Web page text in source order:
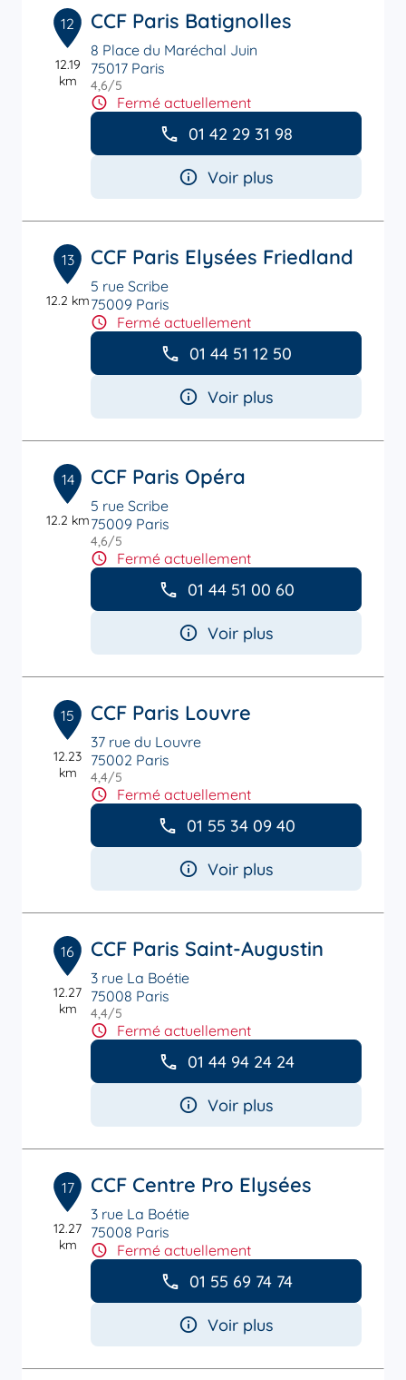
12
12.19
km
CCF Paris Batignolles
8 Place du Maréchal Juin
75017 Paris
4,6/5
Fermé actuellement
01 42 29 31 98
Voir plus
13
12.2 km
CCF Paris Elysées Friedland
5 rue Scribe
75009 Paris
Fermé actuellement
01 44 51 12 50
Voir plus
14
12.2 km
CCF Paris Opéra
5 rue Scribe
75009 Paris
4,6/5
Fermé actuellement
01 44 51 00 60
Voir plus
15
12.23
km
CCF Paris Louvre
37 rue du Louvre
75002 Paris
4,4/5
Fermé actuellement
01 55 34 09 40
Voir plus
16
12.27
km
CCF Paris Saint-Augustin
3 rue La Boétie
75008 Paris
4,4/5
Fermé actuellement
01 44 94 24 24
Voir plus
17
12.27
km
CCF Centre Pro Elysées
3 rue La Boétie
75008 Paris
Fermé actuellement
01 55 69 74 74
Voir plus